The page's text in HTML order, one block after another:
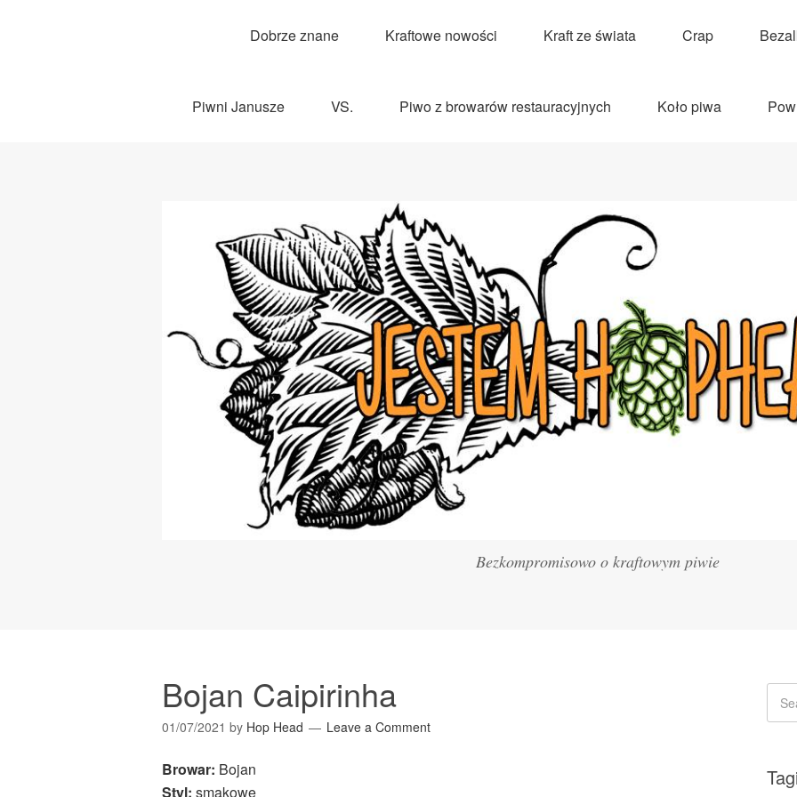
Dobrze znane Kraftowe nowości Kraft ze świata Crap
Piwni Janusze VS. Piwo z browarów restauracyjnych Koło piwa
Bezkompromisowo o kraftowym piwie
Bojan Caipirinha
01/07/2021 by Hop Head Leave a Comment
Browar: Bojan
Styl: smakowe